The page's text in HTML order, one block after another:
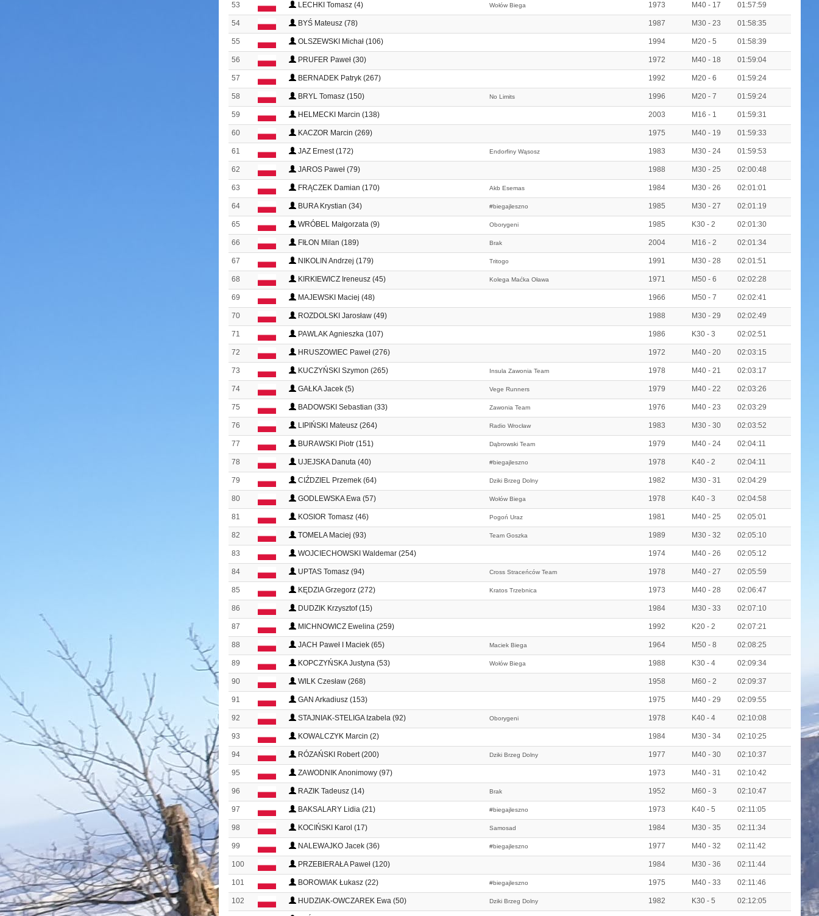
53 LECHKI Tomasz (4) Wołów Biega 1973 M40 - 17 01:57:59
54 BYŚ Mateusz (78) 1987 M30 - 23 01:58:35
55 OLSZEWSKI Michał (106) 1994 M20 - 5 01:58:39
56 PRUFER Paweł (30) 1972 M40 - 18 01:59:04
57 BERNADEK Patryk (267) 1992 M20 - 6 01:59:24
58 BRYL Tomasz (150) No Limits 1996 M20 - 7 01:59:24
59 HELMECKI Marcin (138) 2003 M16 - 1 01:59:31
60 KACZOR Marcin (269) 1975 M40 - 19 01:59:33
61 JAZ Ernest (172) Endorfiny Wąsosz 1983 M30 - 24 01:59:53
62 JAROS Paweł (79) 1988 M30 - 25 02:00:48
63 FRĄCZEK Damian (170) Akb Esemas 1984 M30 - 26 02:01:01
64 BURA Krystian (34) #biegajleszno 1985 M30 - 27 02:01:19
65 WRÓBEL Małgorzata (9) Oborygeni 1985 K30 - 2 02:01:30
66 FIŁON Milan (189) Brak 2004 M16 - 2 02:01:34
67 NIKOLIN Andrzej (179) Tritogo 1991 M30 - 28 02:01:51
68 KIRKIEWICZ Ireneusz (45) Kolega Maćka Oława 1971 M50 - 6 02:02:28
69 MAJEWSKI Maciej (48) 1966 M50 - 7 02:02:41
70 ROZDOLSKI Jarosław (49) 1988 M30 - 29 02:02:49
71 PAWLAK Agnieszka (107) 1986 K30 - 3 02:02:51
72 HRUSZOWIEC Paweł (276) 1972 M40 - 20 02:03:15
73 KUCZYŃSKI Szymon (265) Insula Zawonia Team 1978 M40 - 21 02:03:17
74 GAŁKA Jacek (5) Vege Runners 1979 M40 - 22 02:03:26
75 BADOWSKI Sebastian (33) Zawonia Team 1976 M40 - 23 02:03:29
76 LIPIŃSKI Mateusz (264) Radio Wrocław 1983 M30 - 30 02:03:52
77 BURAWSKI Piotr (151) Dąbrowski Team 1979 M40 - 24 02:04:11
78 UJEJSKA Danuta (40) #biegajleszno 1978 K40 - 2 02:04:11
79 CIŹDZIEL Przemek (64) Dziki Brzeg Dolny 1982 M30 - 31 02:04:29
80 GODLEWSKA Ewa (57) Wołów Biega 1978 K40 - 3 02:04:58
81 KOSIOR Tomasz (46) Pogoń Uraz 1981 M40 - 25 02:05:01
82 TOMELA Maciej (93) Team Goszka 1989 M30 - 32 02:05:10
83 WOJCIECHOWSKI Waldemar (254) 1974 M40 - 26 02:05:12
84 UPTAS Tomasz (94) Cross Straceńców Team 1978 M40 - 27 02:05:59
85 KĘDZIA Grzegorz (272) Kratos Trzebnica 1973 M40 - 28 02:06:47
86 DUDZIK Krzysztof (15) 1984 M30 - 33 02:07:10
87 MICHNOWICZ Ewelina (259) 1992 K20 - 2 02:07:21
88 JACH Paweł I Maciek (65) Maciek Biega 1964 M50 - 8 02:08:25
89 KOPCZYŃSKA Justyna (53) Wołów Biega 1988 K30 - 4 02:09:34
90 WILK Czesław (268) 1958 M60 - 2 02:09:37
91 GAN Arkadiusz (153) 1975 M40 - 29 02:09:55
92 STAJNIAK-STELIGA Izabela (92) Oborygeni 1978 K40 - 4 02:10:08
93 KOWALCZYK Marcin (2) 1984 M30 - 34 02:10:25
94 RÓZAŃSKI Robert (200) Dziki Brzeg Dolny 1977 M40 - 30 02:10:37
95 ZAWODNIK Anonimowy (97) 1973 M40 - 31 02:10:42
96 RAZIK Tadeusz (14) Brak 1952 M60 - 3 02:10:47
97 BAKSALARY Lidia (21) #biegajleszno 1973 K40 - 5 02:11:05
98 KOCIŃSKI Karol (17) Samosad 1984 M30 - 35 02:11:34
99 NALEWAJKO Jacek (36) #biegajleszno 1977 M40 - 32 02:11:42
100 PRZEBIERAŁA Paweł (120) 1984 M30 - 36 02:11:44
101 BOROWIAK Łukasz (22) #biegajleszno 1975 M40 - 33 02:11:46
102 HUDZIAK-OWCZAREK Ewa (50) Dziki Brzeg Dolny 1982 K30 - 5 02:12:05